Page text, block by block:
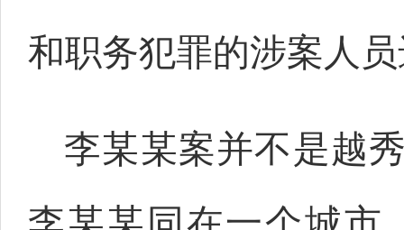
和职务犯罪的涉案人
李某某案并不是越